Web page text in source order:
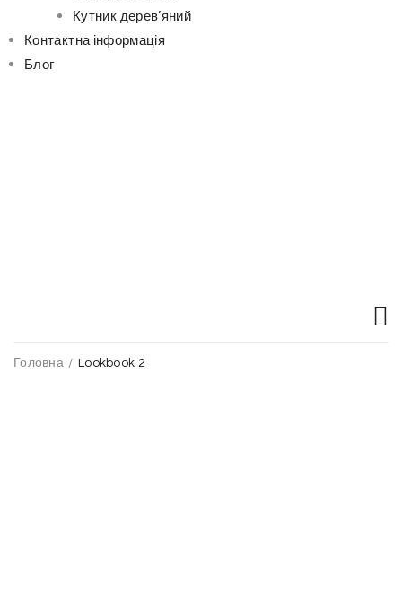
Кутник дерев’яний
Контактна інформація
Блог
Головна / Lookbook 2